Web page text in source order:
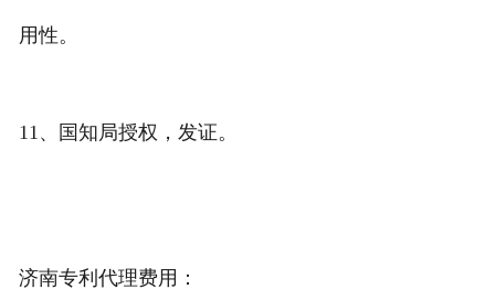
用性。
11、国知局授权，发证。
济南专利代理费用：